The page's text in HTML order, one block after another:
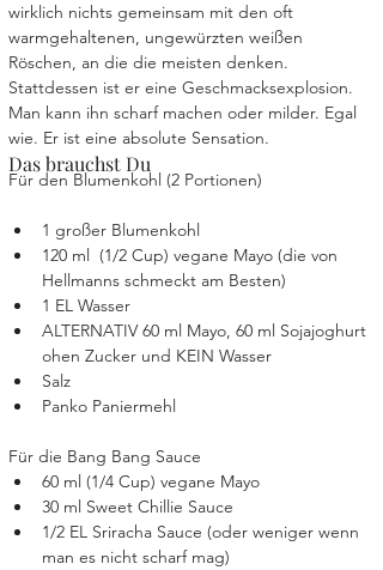
wirklich nichts gemeinsam mit den oft
warmgehaltenen, ungewürzten weißen
Röschen, an die die meisten denken.
Stattdessen ist er eine Geschmacksexplosion.
Man kann ihn scharf machen oder milder. Egal
wie. Er ist eine absolute Sensation.
Das brauchst Du
Für den Blumenkohl (2 Portionen)
1 großer Blumenkohl
120 ml  (1/2 Cup) vegane Mayo (die von
Hellmanns schmeckt am Besten)
1 EL Wasser
ALTERNATIV 60 ml Mayo, 60 ml Sojajoghurt
ohen Zucker und KEIN Wasser
Salz
Panko Paniermehl
Für die Bang Bang Sauce
60 ml (1/4 Cup) vegane Mayo
30 ml Sweet Chillie Sauce
1/2 EL Sriracha Sauce (oder weniger wenn
man es nicht scharf mag)